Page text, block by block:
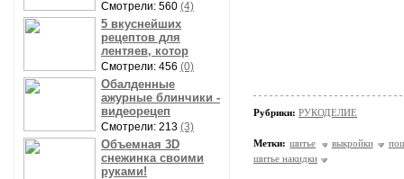
Смотрели: 560 (4)
5 вкуснейших
рецептов для
лентяев, котор
Смотрели: 456 (0)
Обалденные
ажурные блинчики -
видеорецеп
Смотрели: 213 (3)
Объемная 3D
снежинка своими
руками!
Рубрики: РУКОДЕЛИЕ
Метки: шитье выкройки
шитье накидки